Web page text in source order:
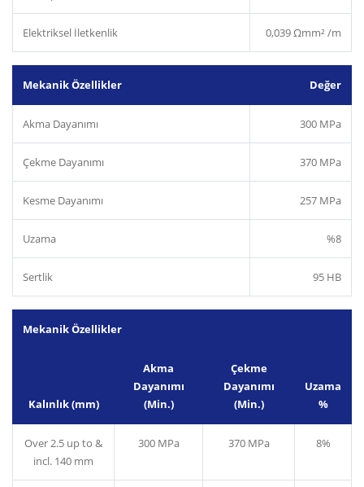
Elektriksel İletkenlik 0,039 Ωmm² /m
Mekanik Özellikler Değer
Akma Dayanımı 300 MPa
Çekme Dayanımı 370 MPa
Kesme Dayanımı 257 MPa
Uzama %8
Sertlik 95 HB
Mekanik Özellikler
Kalınlık (mm)
Akma
Dayanımı
(Min.)
Çekme
Dayanımı
(Min.)
Uzama
%
Over 2.5 up to &
incl. 140 mm
300 MPa 370 MPa 8%